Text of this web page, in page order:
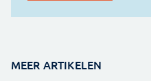
MEER ARTIKELEN